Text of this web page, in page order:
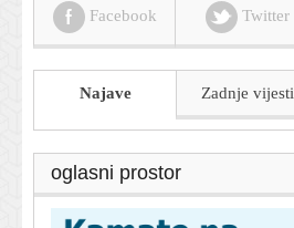
Facebook Twitter
Najave Zadnje vijesti
oglasni prostor